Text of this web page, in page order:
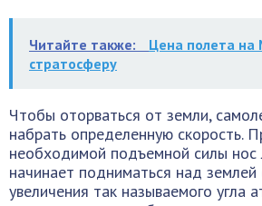
Читайте также:
Цена полета на
стратосферу
Чтобы оторваться от земли,
набрать определенную скорость.
необходимой подъемной силы нос
начинает подниматься над землей
увеличения так называемого угла